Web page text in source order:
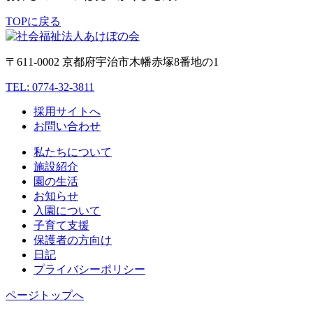
TOPに戻る
〒611-0002 京都府宇治市木幡赤塚8番地の1
TEL: 0774-32-3811
採用サイトへ
お問い合わせ
私たちについて
施設紹介
園の生活
お知らせ
入園について
子育て支援
保護者の方向け
日記
プライバシーポリシー
ページトップへ